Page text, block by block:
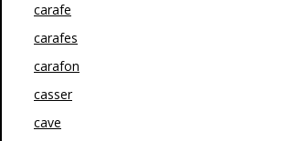
carafe
carafes
carafon
casser
cave